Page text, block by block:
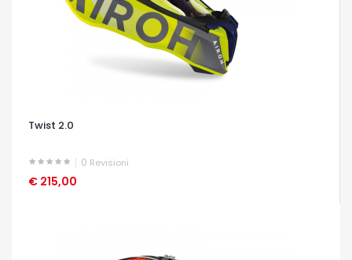
Twist 2.0
0 Revisioni
€ 215,00
OCCHIATA VELOCE